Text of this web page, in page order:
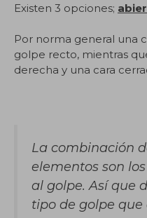
Existen 3 opciones;
Por norma general una
golpe recto, mientras
derecha y una cara
La combinación
elementos son
al golpe. Así que
tipo de golpe que